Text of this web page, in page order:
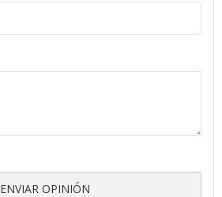
ENVIAR OPINIÓN